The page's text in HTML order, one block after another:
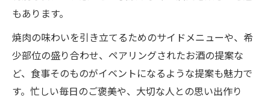
もあります。
焼肉の味わいを引き立てるためのサイドメニューや、希
少部位の盛り合わせ、ペアリングされたお酒の提案な
ど、食事そのものがイベントになるような提案も魅力で
す。忙しい毎日のご褒美や、大切な人との思い出作り